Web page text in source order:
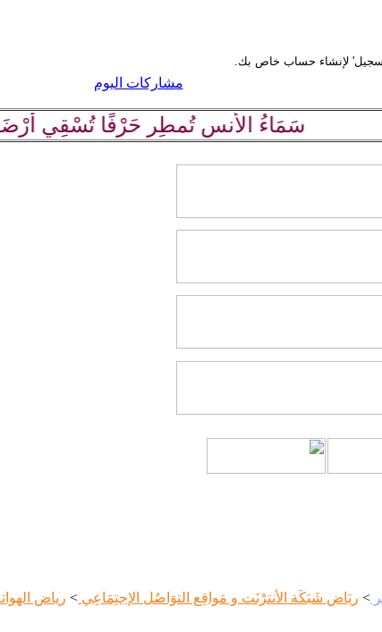
مشاركات اليوم
سَمَاءُ الأُنسِ تُمطِر حَرْفًا تُسْقِي أرْضَهَا
> ريَاض شَبَكَة الأنترْنَت و مَواقِع التوَاصُل الإجتِمَاعِي > رياض